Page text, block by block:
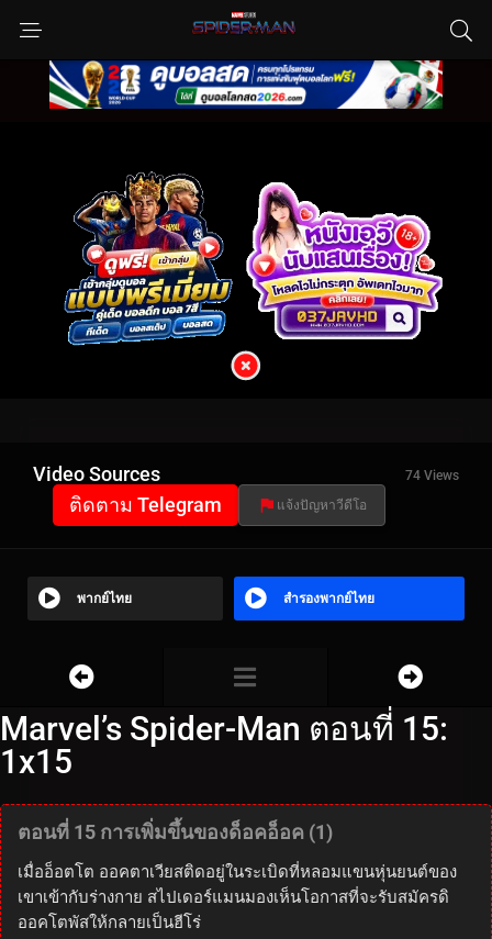
Video Sources 74 Views
ติดตาม Telegram แจ้งปัญหาวีดีโอ
พากย์ไทย สำรองพากย์ไทย
Marvel’s Spider-Man ตอนที่ 15:
1x15
ตอนที่ 15 การเพิ่มขึ้นของด็อคอ็อค (1)
เมื่ออ็อตโต ออคตาเวียสติดอยู่ในระเบิดที่หลอมแขนหุ่นยนต์ของ
เขาเข้ากับร่างกาย สไปเดอร์แมนมองเห็นโอกาสที่จะรับสมัครดิ
ออคโตพัสให้กลายเป็นฮีโร่